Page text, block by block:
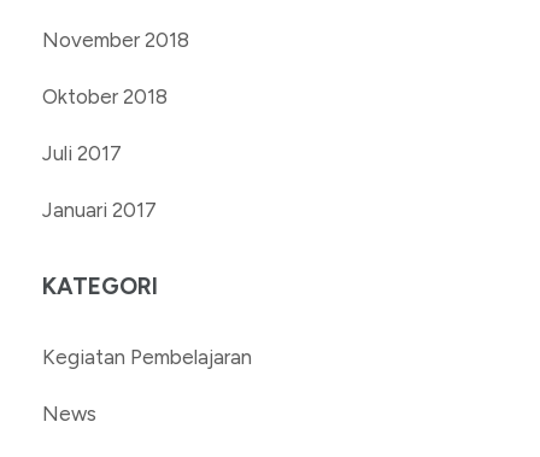
November 2018
Oktober 2018
Juli 2017
Januari 2017
KATEGORI
Kegiatan Pembelajaran
News